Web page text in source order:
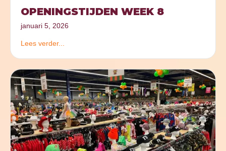
OPENINGSTIJDEN WEEK 8
januari 5, 2026
Lees verder...